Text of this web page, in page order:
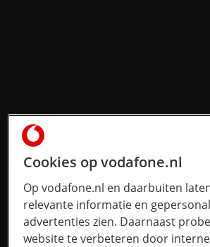
Cookies op vodafone.nl
Op vodafone.nl en daarbuiten
relevante informatie en
advertenties zien. Daarnaast
website te verbeteren door